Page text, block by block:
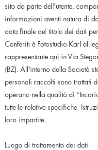
sito da parte dell'utente,
informazioni aventi natura di
data finale del titolo dei dati
Conferiti è Fotostudio Karl al
rappresentante qui in Via
(BZ). All'interno della Società
personali raccolti sono trattati
operano nella qualità di
tutte le relative specifiche
loro impartite.
Luogo di trattamento dei dati